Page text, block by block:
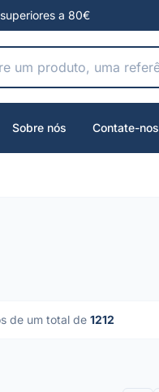
a 80€
Sobre nós Contate-nos
de um total de 1212